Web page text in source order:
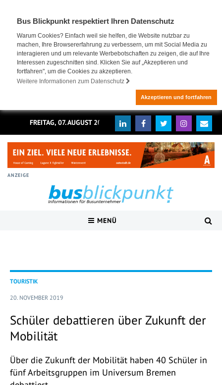
Bus Blickpunkt respektiert Ihren Datenschutz
Warum Cookies? Einfach weil sie helfen, die Website nutzbar zu
machen, Ihre Browsererfahrung zu verbessern, um mit Social Media zu
interagieren und um relevante Werbebotschaften zu zeigen, die auf Ihre
Interessen zugeschnitten sind. Klicken Sie auf „Akzeptieren und
fortfahren", um die Cookies zu akzeptieren.
Weitere Informationen zum Datenschutz
Akzeptieren und fortfahren
FREITAG, 07. AUGUST 2026
ANZEIGE
MENÜ
TOURISTIK
20. NOVEMBER 2019
Schüler debattieren über Zukunft der
Mobilität
Über die Zukunft der Mobilität haben 40 Schüler in
fünf Arbeitsgruppen im Universum Bremen